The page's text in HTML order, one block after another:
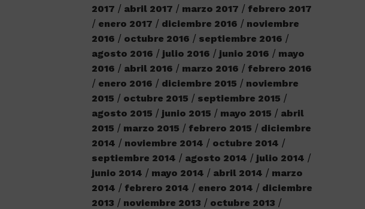
2017
abril 2017 marzo 2017
febrero 2017
enero 2017
diciembre 2016
noviembre
2016
octubre 2016
septiembre 2016
agosto 2016
julio 2016 junio 2016
mayo
2016
abril 2016 marzo 2016
febrero 2016
enero 2016
diciembre 2015
noviembre
2015
octubre 2015
septiembre 2015
agosto 2015
junio 2015 mayo 2015
abril
2015
marzo 2015 febrero 2015
diciembre
2014
noviembre 2014
octubre 2014
septiembre 2014
agosto 2014
julio 2014
junio 2014
mayo 2014 abril 2014
marzo
2014
febrero 2014 enero 2014
diciembre
2013
noviembre 2013
octubre 2013